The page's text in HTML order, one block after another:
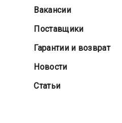
Вакансии
Поставщики
Гарантии и возврат
Новости
Статьи